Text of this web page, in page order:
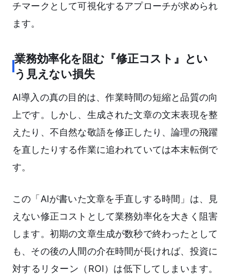
チマークとして可視化するアプローチが求められ
ます。
業務効率化を阻む『修正コスト』とい
う見えない損失
AI導入の真の目的は、作業時間の短縮と品質の向
上です。しかし、生成された文章の文末表現を整
えたり、不自然な敬語を修正したり、論理の飛躍
を直したりする作業に追われていては本末転倒で
す。
この「AIが書いた文章を手直しする時間」は、見
えない修正コストとして業務効率化を大きく阻害
します。初期の文章生成が数秒で終わったとして
も、その後の人間の介在時間が長ければ、投資に
対するリターン（ROI）は低下してしまいます。